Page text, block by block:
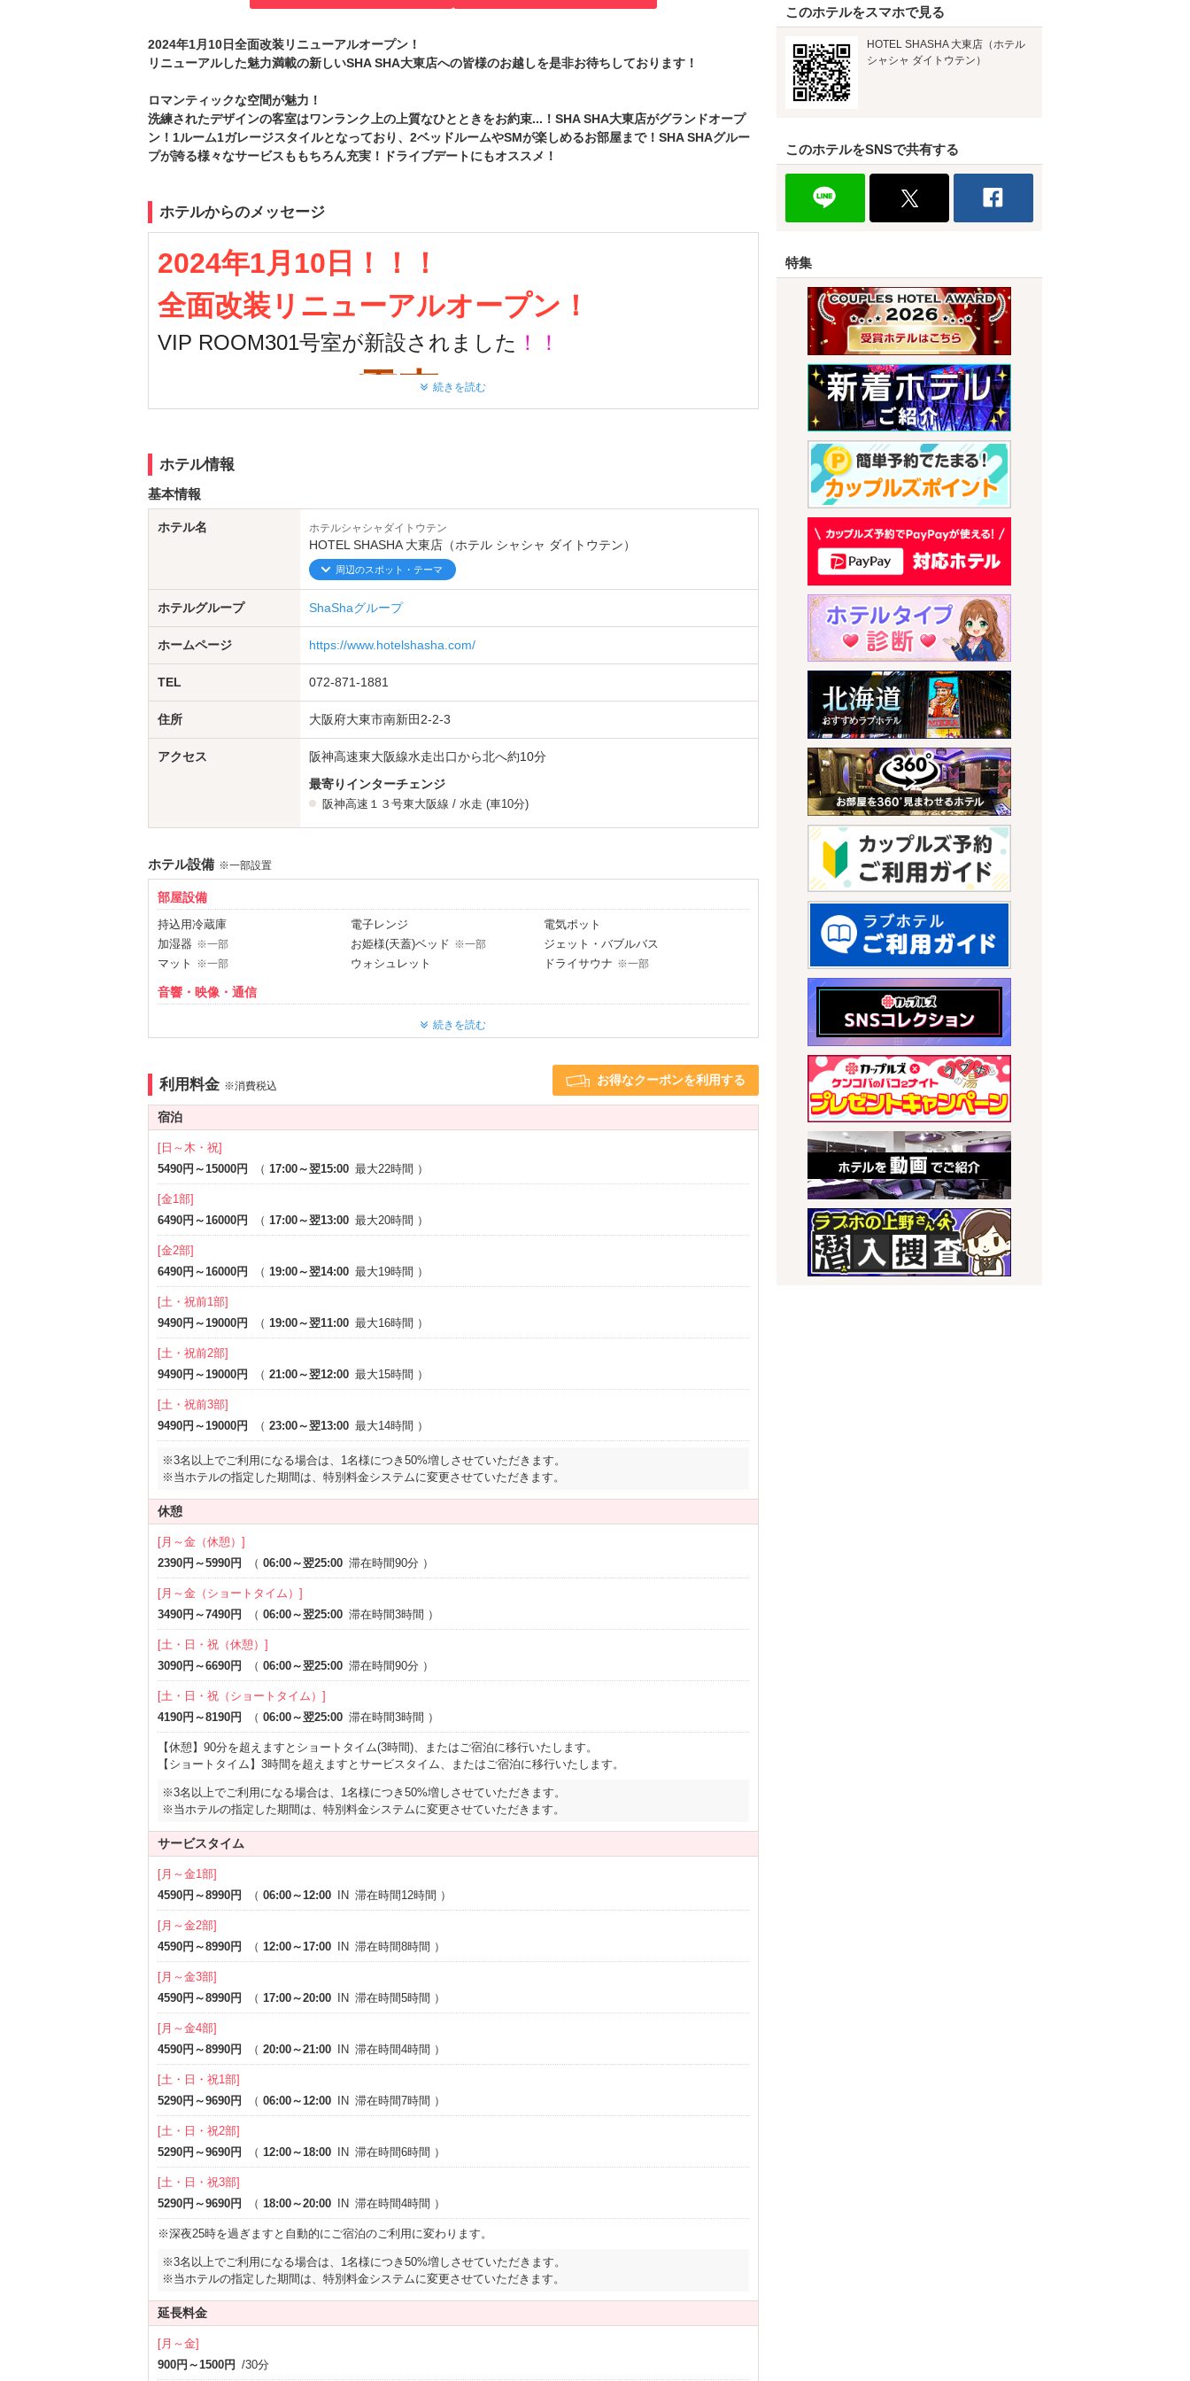
2024年1月10日全面改装リニューアルオープン！
リニューアルした魅力満載の新しいSHA SHA大東店への皆様のお越しを是非お待ちしております！
ロマンティックな空間が魅力！
洗練されたデザインの客室はワンランク上の上質なひとときをお約束...！SHA SHA大東店がグランドオープ
ン！1ルーム1ガレージスタイルとなっており、2ベッドルームやSMが楽しめるお部屋まで！SHA SHAグルー
プが誇る様々なサービスももちろん充実！ドライブデートにもオススメ！
ホテルからのメッセージ
2024年1月10日！！！
全面改装 リニューアルオープン！
VIP ROOM301号室が新設されました ！！
電車」ルーム誕生
犯球電鉄の快楽園行の貫通快速に乗車して
シチュエーションプレイし放題
SM器具（拘束椅子）や
マッサージチェア・サウナも完備！！
この機会に是非電車ルーム体験してみてくださいね ♪
️皆様のお越しをSHASHA大東店スタッフ一同心よりお待ち申し上げております。
続きを読む
ホテル情報
基本情報
ホテル名 ホテルシャシャダイトウテン
HOTEL SHASHA 大東店（ホテル シャシャ ダイトウテン）
周辺のスポット・テーマ
ホテルグループ ShaShaグループ
ホームページ https://www.hotelshasha.com/
TEL 072-871-1881
住所 大阪府大東市南新田2-2-3
アクセス
阪神高速東大阪線水走出口から北へ約10分
最寄りインターチェンジ
阪神高速１３号東大阪線 / 水走 (車10分)
ホテル設備 ※一部設置
部屋設備
持込用冷蔵庫 電子レンジ
電気ポット
加湿器 ※一部 お姫様(天蓋)ベッド ※一部
ジェット・バブルバス
マット
※一部 ウォシュレット ドライサウナ ※一部
音響・映像・通信
DVDプレーヤー ※一部
セレクトシャンプー
サービス
ルームサービス
続きを読む
利用料金 ※消費税込 お得なクーポンを利用する
宿泊
[日～木・祝]
5490円～15000円
（ 17:00～翌15:00 最大22時間 ）
[金1部]
6490円～16000円
（ 17:00～翌13:00 最大20時間 ）
[金2部]
6490円～16000円
（ 19:00～翌14:00 最大19時間 ）
[土・祝前1部]
9490円～19000円
（ 19:00～翌11:00 最大16時間 ）
[土・祝前2部]
9490円～19000円
（ 21:00～翌12:00 最大15時間 ）
[土・祝前3部]
9490円～19000円
（ 23:00～翌13:00 最大14時間 ）
※3名以上でご利用になる場合は、1名様につき50%増しさせていただきます。
※当ホテルの指定した期間は、特別料金システムに変更させていただきます。
休憩
[月～金（休憩）]
2390円～5990円
（ 06:00～翌25:00 滞在時間90分 ）
[月～金（ショートタイム）]
3490円～7490円
（ 06:00～翌25:00 滞在時間3時間 ）
[土・日・祝（休憩）]
3090円～6690円
（ 06:00～翌25:00 滞在時間90分 ）
[土・日・祝（ショートタイム）]
4190円～8190円
（ 06:00～翌25:00 滞在時間3時間 ）
【休憩】90分を超えますとショートタイム(3時間)、またはご宿泊に移行いたします。
【ショートタイム】3時間を超えますとサービスタイム、またはご宿泊に移行いたします。
※3名以上でご利用になる場合は、1名様につき50%増しさせていただきます。
※当ホテルの指定した期間は、特別料金システムに変更させていただきます。
サービスタイム
[月～金1部]
4590円～8990円
（ 06:00～12:00 IN 滞在時間12時間 ）
[月～金2部]
4590円～8990円
（ 12:00～17:00 IN 滞在時間8時間 ）
[月～金3部]
4590円～8990円
（ 17:00～20:00 IN 滞在時間5時間 ）
[月～金4部]
4590円～8990円
（ 20:00～21:00 IN 滞在時間4時間 ）
[土・日・祝1部]
5290円～9690円
（ 06:00～12:00 IN 滞在時間7時間 ）
[土・日・祝2部]
5290円～9690円
（ 12:00～18:00 IN 滞在時間6時間 ）
[土・日・祝3部]
5290円～9690円
（ 18:00～20:00 IN 滞在時間4時間 ）
※深夜25時を過ぎますと自動的にご宿泊のご利用に変わります。
※3名以上でご利用になる場合は、1名様につき50%増しさせていただきます。
※当ホテルの指定した期間は、特別料金システムに変更させていただきます。
延長料金
[月～金]
900円～1500円 /30分
このホテルをスマホで見る
HOTEL SHASHA 大東店（ホテル
シャシャ ダイトウテン）
このホテルをSNSで共有する
特集